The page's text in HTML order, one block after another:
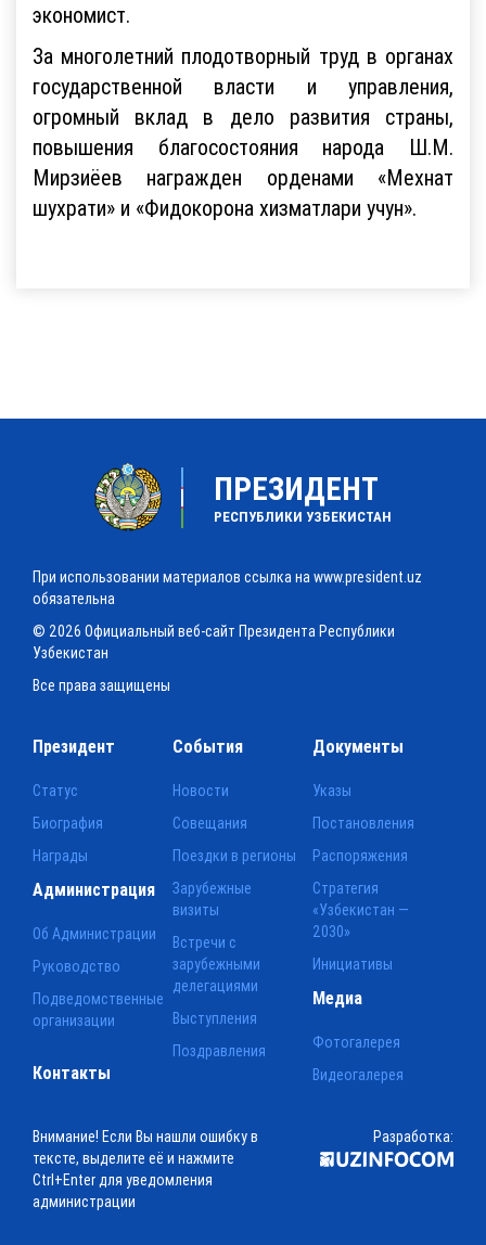
экономист.
За многолетний плодотворный труд в органах
государственной власти и управления,
огромный вклад в дело развития страны,
повышения благосостояния народа Ш.М.
Мирзиёев награжден орденами «Мехнат
шухрати» и «Фидокорона хизматлари учун».
ПРЕЗИДЕНТ
РЕСПУБЛИКИ УЗБЕКИСТАН
При использовании материалов ссылка на www.president.uz
обязательна
© 2026 Официальный веб-сайт Президента Республики
Узбекистан
Все права защищены
Президент
Статус
Биография
Награды
События
Новости
Совещания
Поездки в регионы
Зарубежные
визиты
Встречи с
зарубежными
делегациями
Выступления
Поздравления
Документы
Указы
Постановления
Распоряжения
Стратегия
«Узбекистан —
2030»
Инициативы
Администрация
Об Администрации
Руководство
Подведомственные
организации
Медиа
Фотогалерея
Видеогалерея
Контакты
Внимание! Если Вы нашли ошибку в
тексте, выделите её и нажмите
Ctrl+Enter для уведомления
администрации
Разработка: